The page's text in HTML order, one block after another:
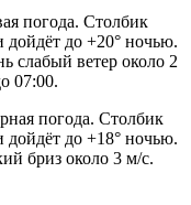
погода. Столбик
дойдёт до +20° ночью.
слабый ветер около 2
07:00.
погода. Столбик
дойдёт до +18° ночью.
бриз около 3 м/с.